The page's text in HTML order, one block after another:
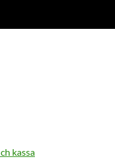
kassa